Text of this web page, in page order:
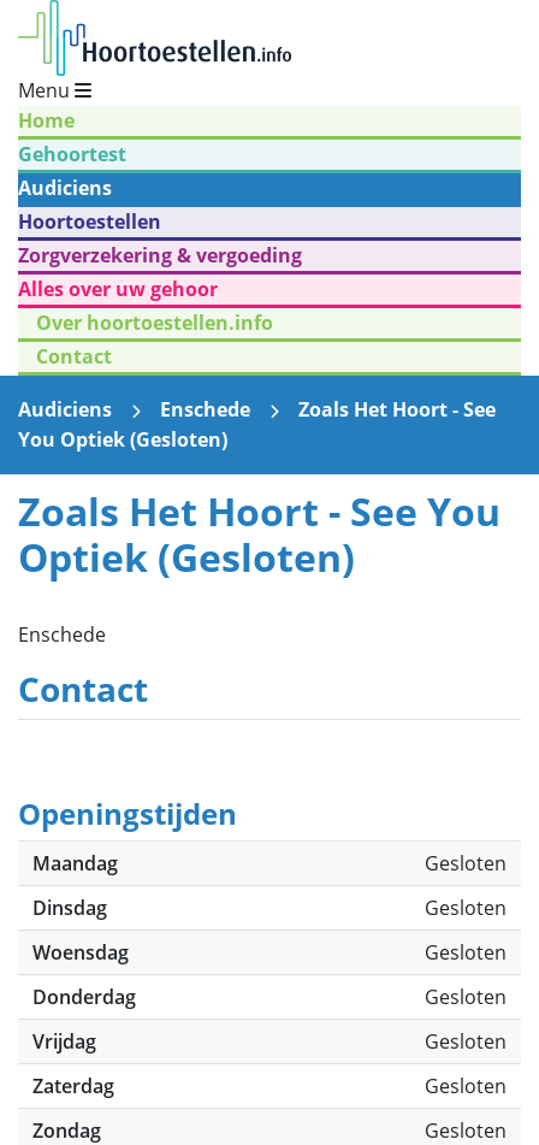
Menu
Home
Gehoortest
Audiciens
Hoortoestellen
Zorgverzekering & vergoeding
Alles over uw gehoor
Over hoortoestellen.info
Contact
Audiciens
Enschede
Zoals Het Hoort - See
You Optiek (Gesloten)
Zoals Het Hoort - See You
Optiek (Gesloten)
Enschede
Contact
Openingstijden
Maandag
Gesloten
Dinsdag
Gesloten
Woensdag
Gesloten
Donderdag
Gesloten
Vrijdag
Gesloten
Zaterdag
Gesloten
Zondag
Gesloten